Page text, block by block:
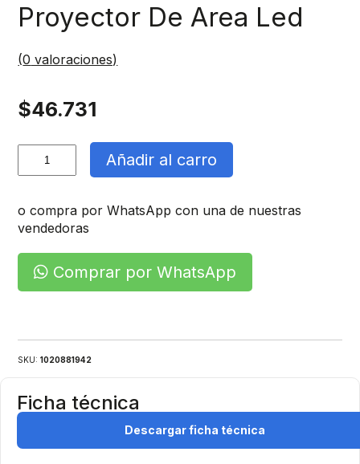
Proyector De Area Led
(0 valoraciones)
$46.731
Proyector
Led
cantidad
Añadir al carro
o compra por WhatsApp con una de nuestras
vendedoras
Comprar por WhatsApp
SKU:1020881942
Ficha técnica
Descargar ficha técnica